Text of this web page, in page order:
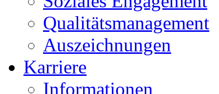
Qualitätsmanagement
Auszeichnungen
Karriere
Informationen